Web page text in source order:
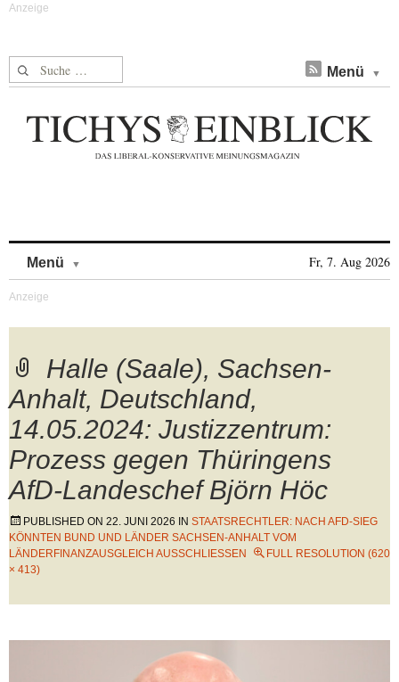
Suche nach: Menü
Menü Fr, 7. Aug 2026
Halle (Saale), Sachsen-
Anhalt, Deutschland,
14.05.2024: Justizzentrum:
Prozess gegen Thüringens
AfD-Landeschef Björn Höc
PUBLISHED ON 22. JUNI 2026 IN STAATSRECHTLER: NACH AFD-SIEG
KÖNNTEN BUND UND LÄNDER SACHSEN-ANHALT VOM
LÄNDERFINANZAUSGLEICH AUSSCHLIESSEN
FULL RESOLUTION (620
× 413)